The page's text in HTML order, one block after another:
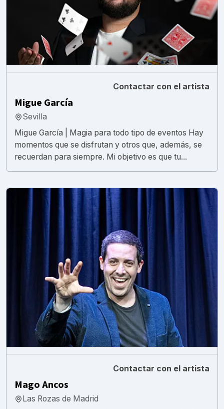
Contactar con el artista
Migue García
Sevilla
Migue García | Magia para todo tipo de eventos Hay
momentos que se disfrutan y otros que, además, se
recuerdan para siempre. Mi objetivo es que tu...
Contactar con el artista
Mago Ancos
Las Rozas de Madrid